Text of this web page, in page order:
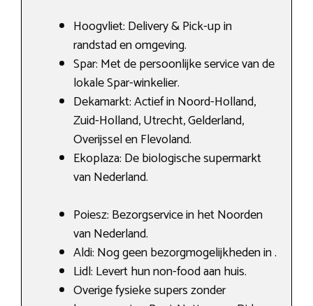
Hoogvliet: Delivery & Pick-up in
randstad en omgeving.
Spar: Met de persoonlijke service van de
lokale Spar-winkelier.
Dekamarkt: Actief in Noord-Holland,
Zuid-Holland, Utrecht, Gelderland,
Overijssel en Flevoland.
Ekoplaza: De biologische supermarkt
van Nederland.
Poiesz: Bezorgservice in het Noorden
van Nederland.
Aldi: Nog geen bezorgmogelijkheden in .
Lidl: Levert hun non-food aan huis.
Overige fysieke supers zonder